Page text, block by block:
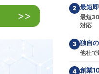
2 最短
最短
対応
3 独自
他社で
4 創業